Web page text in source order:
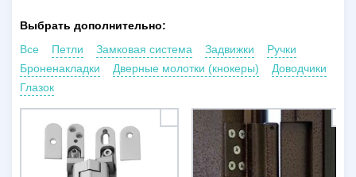
Выбрать дополнительно:
Все
Петли Замковая система Задвижки
Ручки
Броненакладки
Дверные молотки (кнокеры)
Доводчики
Глазок